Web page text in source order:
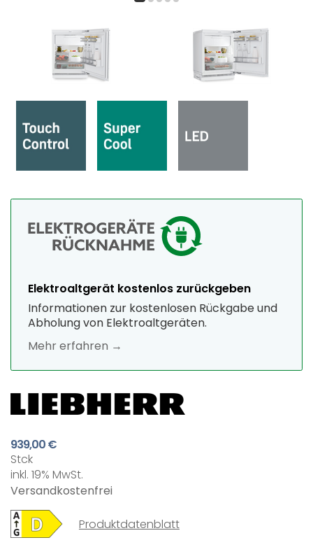
Elektroaltgerät kostenlos zurückgeben
Informationen zur kostenlosen Rückgabe und
Abholung von Elektroaltgeräten.
Mehr erfahren →
939,00 €
Stck
inkl. 19% MwSt.
Versandkostenfrei
Produktdatenblatt